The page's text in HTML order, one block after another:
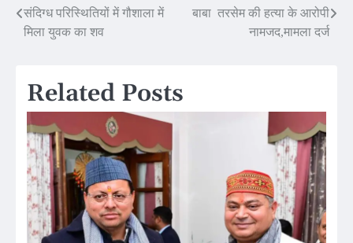
Post
navigation
संदिग्ध परिस्थितियों में गौशाला में
मिला युवक का शव
बाबा तरसेम की हत्या के आरोपी
नामजद,मामला दर्ज
Related Posts